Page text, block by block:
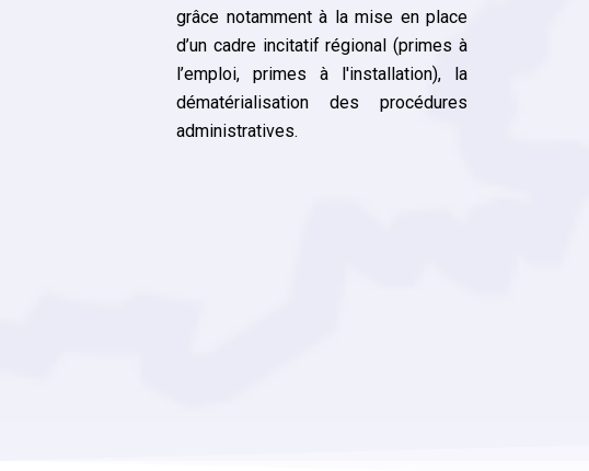
grâce notamment à la mise en place
d’un cadre incitatif régional (primes à
l’emploi, primes à l'installation), la
dématérialisation des procédures
administratives.